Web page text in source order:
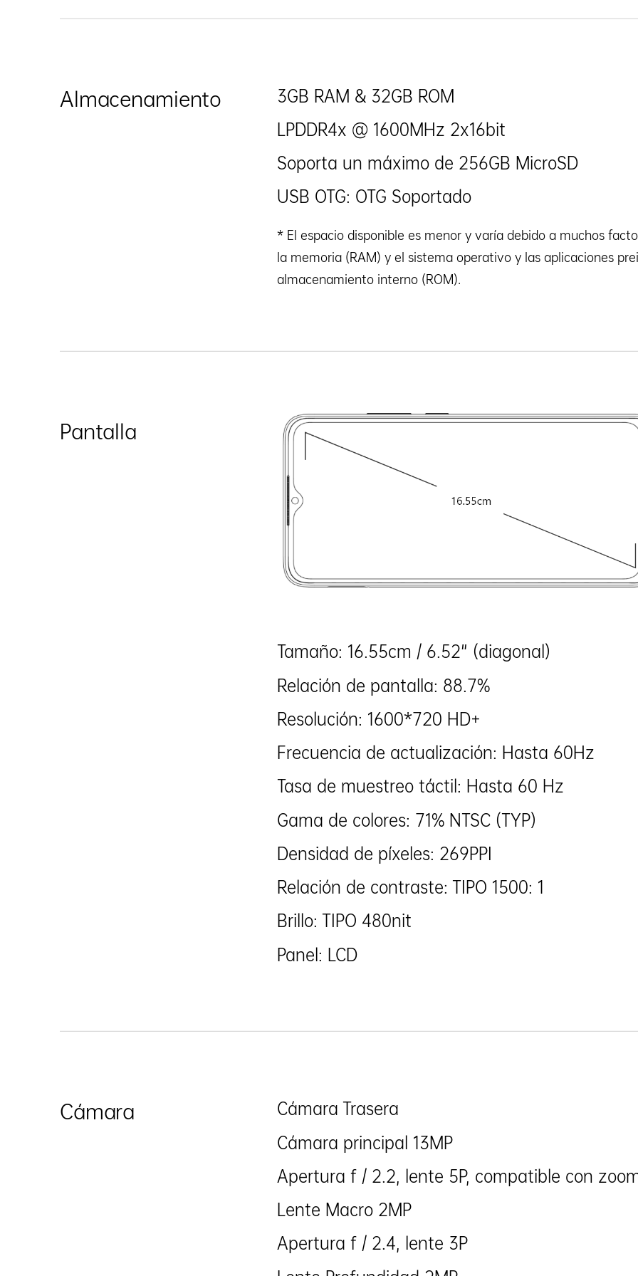
Almacenamiento 3GB RAM & 32GB ROM
LPDDR4x @ 1600MHz 2x16bit
Soporta un máximo de 256GB MicroSD
USB OTG: OTG Soportado
* El espacio disponible es menor y varía debido a muchos
la memoria (RAM) y el sistema operativo y las aplicaciones
almacenamiento interno (ROM).
Pantalla
Tamaño: 16.55cm / 6.52" (diagonal)
Relación de pantalla: 88.7%
Resolución: 1600*720 HD+
Frecuencia de actualización: Hasta 60Hz
Tasa de muestreo táctil: Hasta 60 Hz
Gama de colores: 71% NTSC (TYP)
Densidad de píxeles: 269PPI
Relación de contraste: TIPO 1500: 1
Brillo: TIPO 480nit
Panel: LCD
Cámara Cámara Trasera
Cámara principal 13MP
Apertura f / 2.2, lente 5P, compatible con
Lente Macro 2MP
Apertura f / 2.4, lente 3P